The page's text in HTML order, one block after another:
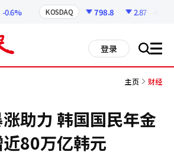
KOSDAQ 798.8 2.87 -0.36%
登录 搜 all
主页 财经
助力 韩国国民年金
80万亿韩元